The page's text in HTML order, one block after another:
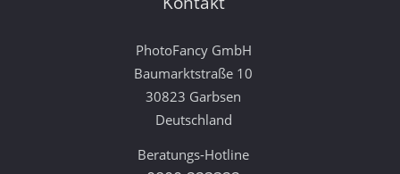
PhotoFancy GmbH
Baumarktstraße 10
30823 Garbsen
Deutschland
Beratungs-Hotline